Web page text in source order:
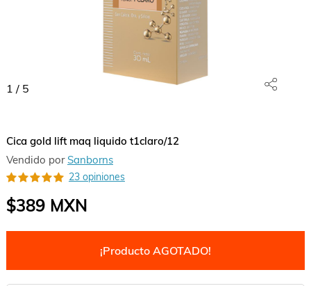
1 / 5
Cica gold lift maq liquido t1claro/12
Vendido por Sanborns
23 opiniones
$389MXN
¡Producto AGOTADO!